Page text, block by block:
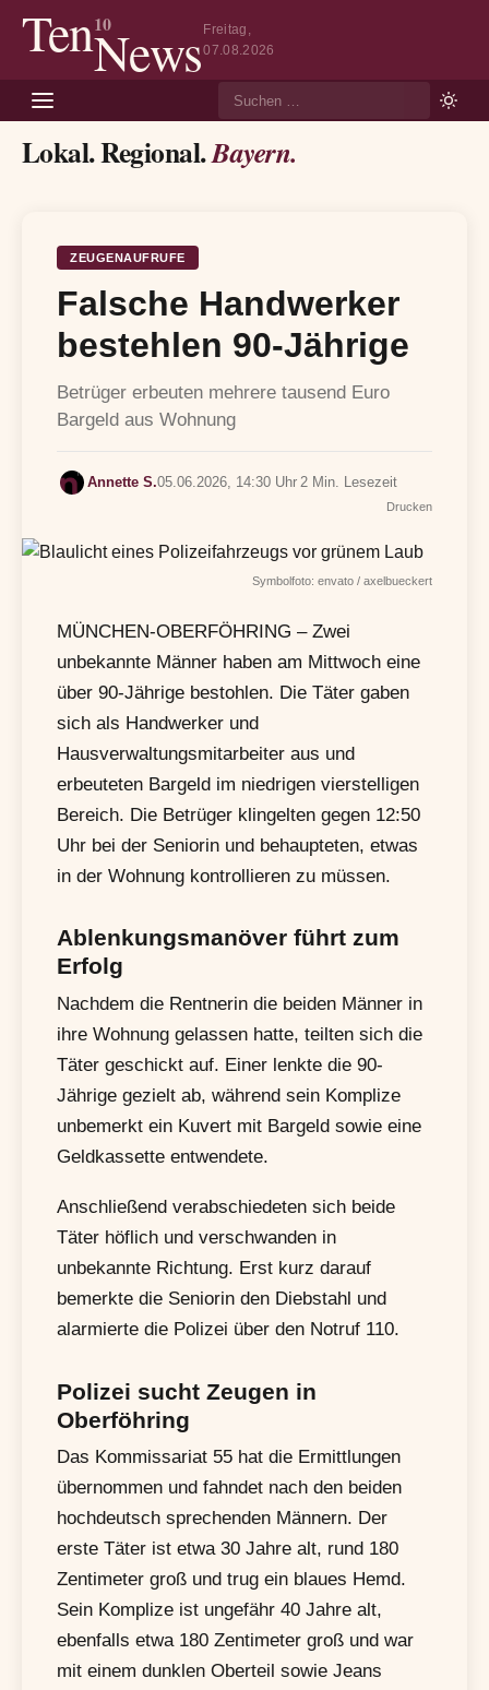
Ten10
NewsFreitag,
07.08.2026
Lokal. Regional.Bayern.
ZEUGENAUFRUFE
Falsche Handwerker
bestehlen 90-Jährige
Betrüger erbeuten mehrere tausend Euro
Bargeld aus Wohnung
Annette S.05.06.2026, 14:30 Uhr 2 Min. Lesezeit
Drucken
Symbolfoto: envato / axelbueckert
MÜNCHEN-OBERFÖHRING – Zwei
unbekannte Männer haben am Mittwoch eine
über 90-Jährige bestohlen. Die Täter gaben
sich als Handwerker und
Hausverwaltungsmitarbeiter aus und
erbeuteten Bargeld im niedrigen vierstelligen
Bereich. Die Betrüger klingelten gegen 12:50
Uhr bei der Seniorin und behaupteten, etwas
in der Wohnung kontrollieren zu müssen.
Ablenkungsmanöver führt zum
Erfolg
Nachdem die Rentnerin die beiden Männer in
ihre Wohnung gelassen hatte, teilten sich die
Täter geschickt auf. Einer lenkte die 90-
Jährige gezielt ab, während sein Komplize
unbemerkt ein Kuvert mit Bargeld sowie eine
Geldkassette entwendete.
Anschließend verabschiedeten sich beide
Täter höflich und verschwanden in
unbekannte Richtung. Erst kurz darauf
bemerkte die Seniorin den Diebstahl und
alarmierte die Polizei über den Notruf 110.
Polizei sucht Zeugen in
Oberföhring
Das Kommissariat 55 hat die Ermittlungen
übernommen und fahndet nach den beiden
hochdeutsch sprechenden Männern. Der
erste Täter ist etwa 30 Jahre alt, rund 180
Zentimeter groß und trug ein blaues Hemd.
Sein Komplize ist ungefähr 40 Jahre alt,
ebenfalls etwa 180 Zentimeter groß und war
mit einem dunklen Oberteil sowie Jeans